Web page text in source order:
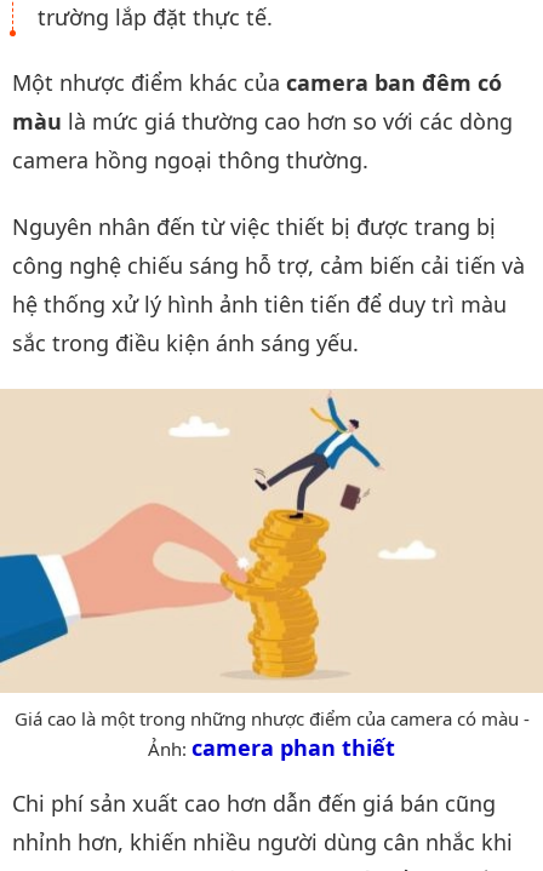
trường lắp đặt thực tế.
Một nhược điểm khác của camera ban đêm có
màu là mức giá thường cao hơn so với các dòng
camera hồng ngoại thông thường.
Nguyên nhân đến từ việc thiết bị được trang bị
công nghệ chiếu sáng hỗ trợ, cảm biến cải tiến và
hệ thống xử lý hình ảnh tiên tiến để duy trì màu
sắc trong điều kiện ánh sáng yếu.
Giá cao là một trong những nhược điểm của camera có màu -
Ảnh: camera phan thiết
Chi phí sản xuất cao hơn dẫn đến giá bán cũng
nhỉnh hơn, khiến nhiều người dùng cân nhắc khi